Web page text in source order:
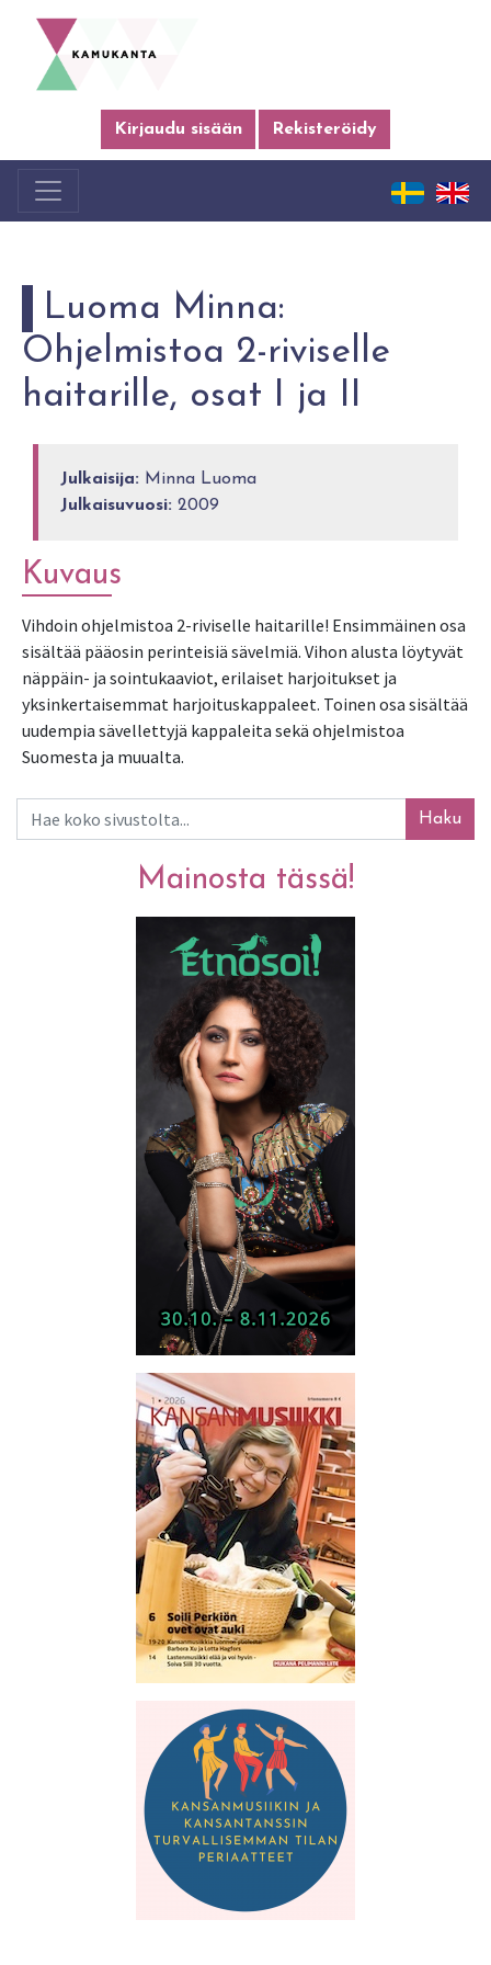
Kirjaudu sisään Rekisteröidy
Luoma Minna:
Ohjelmistoa 2-riviselle
haitarille, osat I ja II
Julkaisija: Minna Luoma
Julkaisuvuosi: 2009
Kuvaus
Vihdoin ohjelmistoa 2-riviselle haitarille! Ensimmäinen osa
sisältää pääosin perinteisiä sävelmiä. Vihon alusta löytyvät
näppäin- ja sointukaaviot, erilaiset harjoitukset ja
yksinkertaisemmat harjoituskappaleet. Toinen osa sisältää
uudempia sävellettyjä kappaleita sekä ohjelmistoa
Suomesta ja muualta.
Haku
Mainosta tässä!